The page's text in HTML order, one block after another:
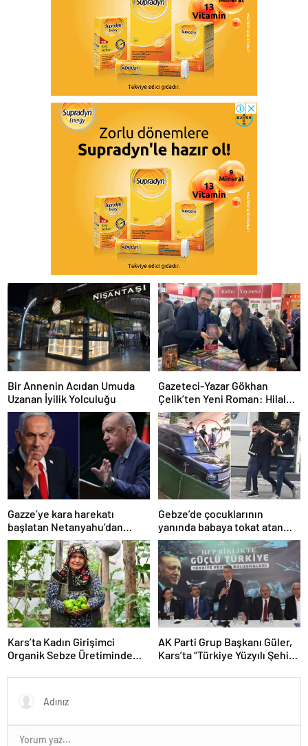
Bir Annenin Acıdan Umuda
Uzanan İyilik Yolculuğu
Gazeteci-Yazar Gökhan
Çelik’ten Yeni Roman: Hilal
Birliği
Gazze’ye kara harekatı
başlatan Netanyahu’dan
Erdoğan’a küstah sözler
Gebze’de çocuklarının
yanında babaya tokat atan
sürücü tutuklandı
Kars’ta Kadın Girişimci
Organik Sebze Üretiminde
AK Parti Grup Başkanı Güler,
Kars’ta “Türkiye Yüzyılı Şehir
Açıklaması